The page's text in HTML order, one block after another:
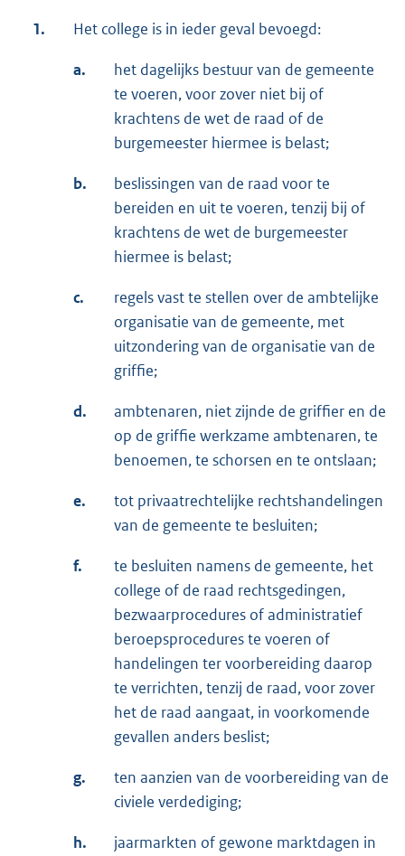
1. Het college is in ieder geval bevoegd:
a.
het dagelijks bestuur van de gemeente
te voeren, voor zover niet bij of
krachtens de wet de raad of de
burgemeester hiermee is belast;
b.
beslissingen van de raad voor te
bereiden en uit te voeren, tenzij bij of
krachtens de wet de burgemeester
hiermee is belast;
c.
regels vast te stellen over de ambtelijke
organisatie van de gemeente, met
uitzondering van de organisatie van de
griffie;
d.
ambtenaren, niet zijnde de griffier en de
op de griffie werkzame ambtenaren, te
benoemen, te schorsen en te ontslaan;
e.
tot privaatrechtelijke rechtshandelingen
van de gemeente te besluiten;
f.
te besluiten namens de gemeente, het
college of de raad rechtsgedingen,
bezwaarprocedures of administratief
beroepsprocedures te voeren of
handelingen ter voorbereiding daarop
te verrichten, tenzij de raad, voor zover
het de raad aangaat, in voorkomende
gevallen anders beslist;
g.
ten aanzien van de voorbereiding van de
civiele verdediging;
h. jaarmarkten of gewone marktdagen in